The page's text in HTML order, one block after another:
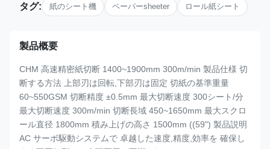
タグ: 紙のシート機 ペーパーsheeter ロール紙シート
製品概要
CHM 高速精密紙切断 1400~1900mm 300m/min 製品仕様 切
断する方法 上部刃は回転,下部刃は固定 切紙の基準重量
60~550GSM 切断精度 ±0.5mm 最大切断速度 300シート/分
最大切断速度 300m/min 切断長域 450~1650mm 最大スクロ
ール直径 1800mm 積み上げの高さ 1500mm ((59") 製品説明
AC サーボ駆動システムで 卓越した速度,精度,効率を 確保し